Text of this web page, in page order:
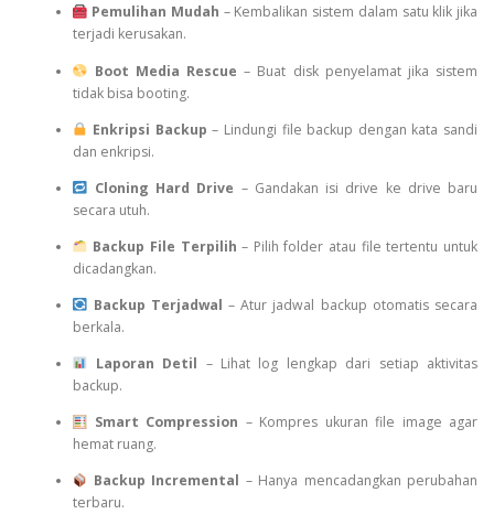
Pemulihan Mudah – Kembalikan sistem dalam satu klik jika
terjadi kerusakan.
Boot Media Rescue – Buat disk penyelamat jika sistem
tidak bisa booting.
Enkripsi Backup – Lindungi file backup dengan kata sandi
dan enkripsi.
Cloning Hard Drive – Gandakan isi drive ke drive baru
secara utuh.
Backup File Terpilih – Pilih folder atau file tertentu untuk
dicadangkan.
Backup Terjadwal – Atur jadwal backup otomatis secara
berkala.
Laporan Detil – Lihat log lengkap dari setiap aktivitas
backup.
Smart Compression – Kompres ukuran file image agar
hemat ruang.
Backup Incremental – Hanya mencadangkan perubahan
terbaru.